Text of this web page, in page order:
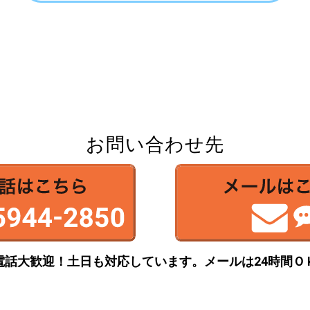
お問い合わせ先
話大歓迎！土日も対応しています。 メールは24時間Ｏ